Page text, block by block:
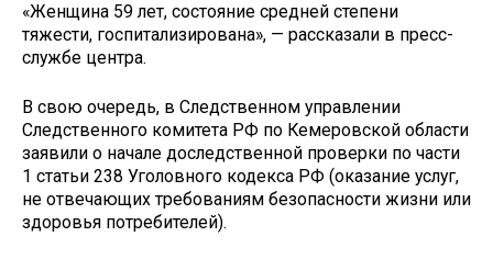
«Женщина 59 лет, состояние средней степени
тяжести, госпитализирована», — рассказали в пресс-
службе центра.
В свою очередь, в Следственном управлении
Следственного комитета РФ по Кемеровской области
заявили о начале доследственной проверки по части
1 статьи 238 Уголовного кодекса РФ (оказание услуг,
не отвечающих требованиям безопасности жизни или
здоровья потребителей).